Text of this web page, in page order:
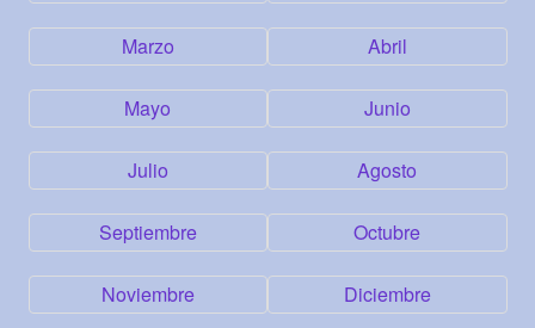
Marzo Abril
Mayo Junio
Julio Agosto
Septiembre Octubre
Noviembre Diciembre